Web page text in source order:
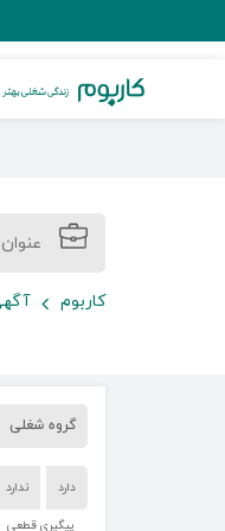
کاربوم
گروه شغلی
دارد ندارد
پیگیری قطعی